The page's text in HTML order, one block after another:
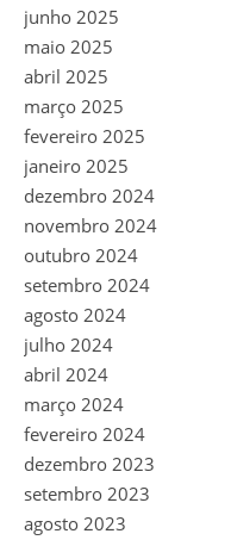
junho 2025
maio 2025
abril 2025
março 2025
fevereiro 2025
janeiro 2025
dezembro 2024
novembro 2024
outubro 2024
setembro 2024
agosto 2024
julho 2024
abril 2024
março 2024
fevereiro 2024
dezembro 2023
setembro 2023
agosto 2023